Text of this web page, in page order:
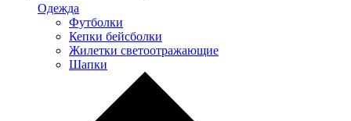
Одежда
Футболки
Кепки бейсболки
Жилетки светоотражающие
Шапки